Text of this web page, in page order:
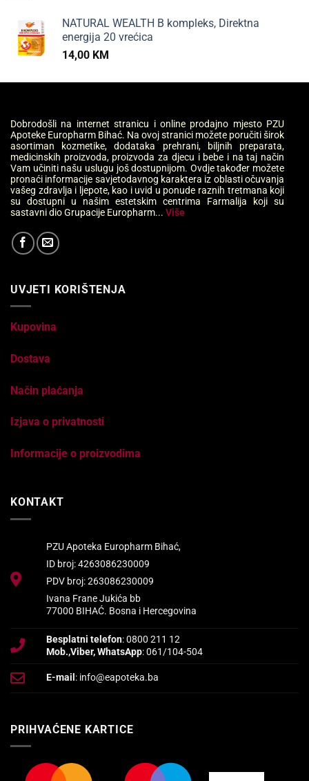
NATURAL WEALTH B kompleks, Direktna
energija 20 vrećica
14,00 KM
Dobrodošli na internet stranicu i online prodajno mjesto PZU
Apoteke Europharm Bihać. Na ovoj stranici možete poručiti širok
asortiman kozmetike, dodataka prehrani, biljnih preparata,
medicinskih proizvoda, proizvoda za djecu i bebe i na taj način
Vam učiniti našu uslugu još dostupnijom. Ovdje također možete
pronaći informacije savjetodavnog karaktera iz oblasti očuvanja
vašeg zdravlja i ljepote, kao i uvid u ponude raznih tretmana koji
su dostupni u našim estetskim centrima Farmalija koji su
sastavni dio Grupacije Europharm... Više
UVJETI KORIŠTENJA
Kupovina
Dostava
Način plaćanja
Izjava o privatnosti
Informacije o proizvodima
KONTAKT
PZU Apoteka Europharm Bihać,
ID broj: 4263086230009
PDV broj: 263086230009
Ivana Frane Jukića bb
77000 BIHAĆ. Bosna i Hercegovina
Besplatni telefon: 0800 211 12
Mob.,Viber, WhatsApp: 061/104-504
E-mail : info@eapoteka.ba
PRIHVAĆENE KARTICE